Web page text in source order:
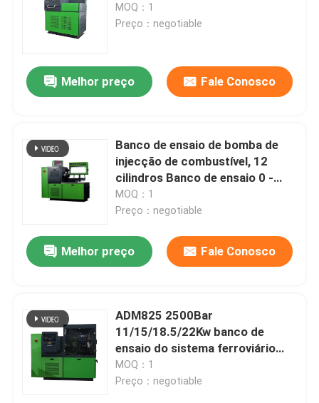
MOQ：1
Preço：negotiable
Melhor preço Fale Conosco
Banco de ensaio de bomba de
injecção de combustível, 12
cilindros Banco de ensaio 0 -
4000 Rpm
MOQ：1
Preço：negotiable
Melhor preço Fale Conosco
ADM825 2500Bar
11/15/18.5/22Kw banco de
ensaio do sistema ferroviário
comum
MOQ：1
Preço：negotiable